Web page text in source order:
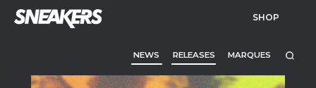
SHOP
NEWS RELEASES MARQUES